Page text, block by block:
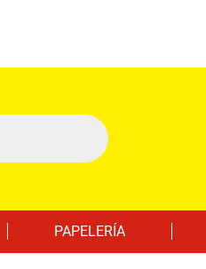
PAPELERÍA